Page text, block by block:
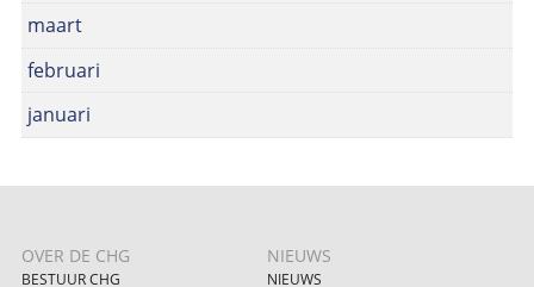
maart
februari
januari
OVER DE CHG
BESTUUR CHG
NIEUWS
NIEUWS